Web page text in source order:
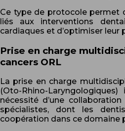
Ce type de protocole permet
liés aux interventions
cardiaques et d’optimiser leur
Prise en charge
cancers ORL
La prise en charge
(Oto-Rhino-
nécessité d’une
spécialistes, dont les
coopération dans ce domaine